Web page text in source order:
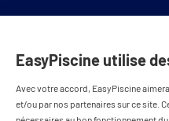
EasyPiscine utilise
Avec votre accord, EasyPiscine
et/ou par nos partenaires sur ce site.